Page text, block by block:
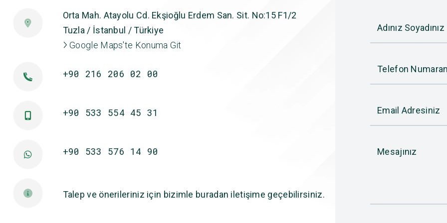
Orta Mah. Atayolu Cd. Ekşioğlu Erdem San. Sit. No:15 F1/2
Tuzla / İstanbul / Türkiye
Google Maps'te Konuma Git
+90 216 206 02 00
+90 533 554 45 31
+90 533 576 14 90
Talep ve önerileriniz için bizimle buradan iletişime geçebilirsiniz.
Adınız Soyadınız
Telefon
Email Adresiniz
Mesajınız